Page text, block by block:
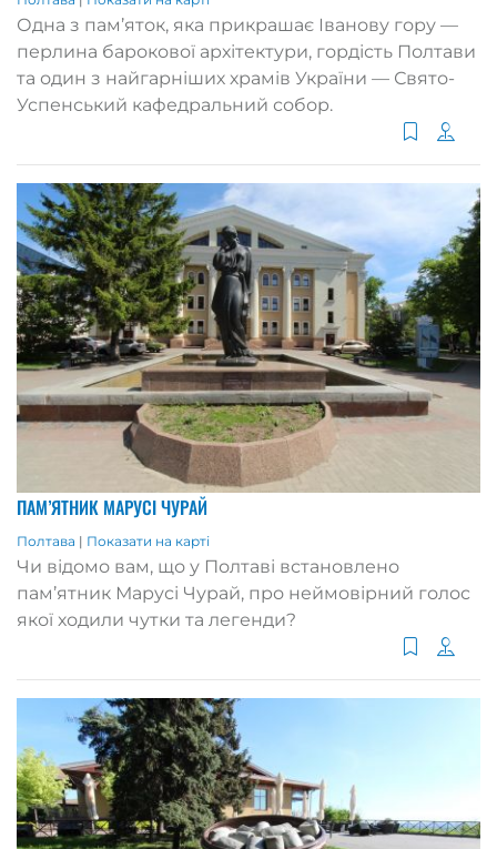
Одна з пам’яток, яка прикрашає Іванову гору —
перлина барокової архітектури, гордість Полтави
та один з найгарніших храмів України — Свято-
Успенський кафедральний собор.
ПАМ’ЯТНИК МАРУСІ ЧУРАЙ
Полтава | Показати на карті
Чи відомо вам, що у Полтаві встановлено
пам’ятник Марусі Чурай, про неймовірний голос
якої ходили чутки та легенди?